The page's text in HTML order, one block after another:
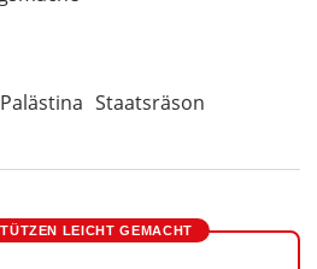
Palästina Staatsräson
LEICHT GEMACHT